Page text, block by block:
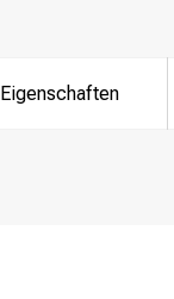
Eigenschaften